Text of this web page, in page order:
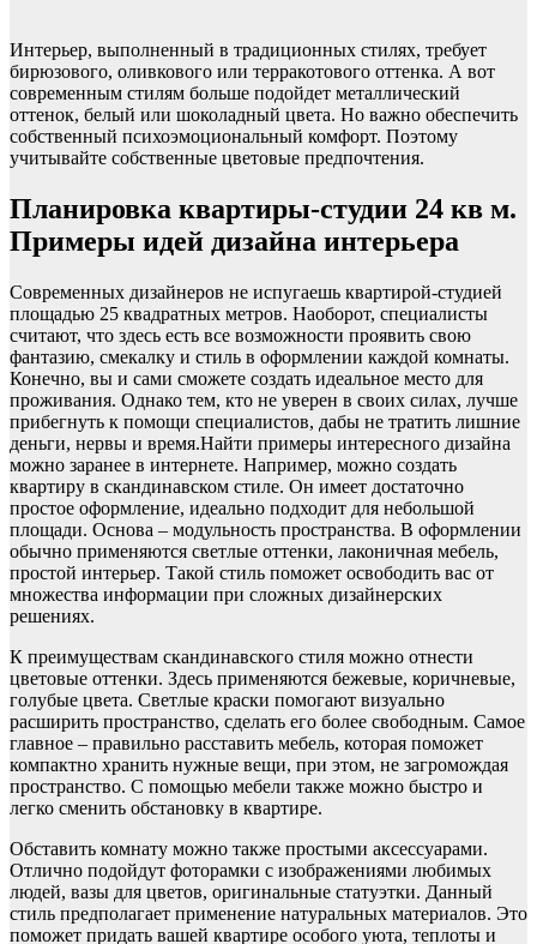
Интерьер, выполненный в традиционных стилях, требует
бирюзового, оливкового или терракотового оттенка. А вот
современным стилям больше подойдет металлический
оттенок, белый или шоколадный цвета. Но важно обеспечить
собственный психоэмоциональный комфорт. Поэтому
учитывайте собственные цветовые предпочтения.
Планировка квартиры-студии 24 кв м.
Примеры идей дизайна интерьера
Современных дизайнеров не испугаешь квартирой-студией
площадью 25 квадратных метров. Наоборот, специалисты
считают, что здесь есть все возможности проявить свою
фантазию, смекалку и стиль в оформлении каждой комнаты.
Конечно, вы и сами сможете создать идеальное место для
проживания. Однако тем, кто не уверен в своих силах, лучше
прибегнуть к помощи специалистов, дабы не тратить лишние
деньги, нервы и время.Найти примеры интересного дизайна
можно заранее в интернете. Например, можно создать
квартиру в скандинавском стиле. Он имеет достаточно
простое оформление, идеально подходит для небольшой
площади. Основа – модульность пространства. В оформлении
обычно применяются светлые оттенки, лаконичная мебель,
простой интерьер. Такой стиль поможет освободить вас от
множества информации при сложных дизайнерских
решениях.
К преимуществам скандинавского стиля можно отнести
цветовые оттенки. Здесь применяются бежевые, коричневые,
голубые цвета. Светлые краски помогают визуально
расширить пространство, сделать его более свободным. Самое
главное – правильно расставить мебель, которая поможет
компактно хранить нужные вещи, при этом, не загромождая
пространство. С помощью мебели также можно быстро и
легко сменить обстановку в квартире.
Обставить комнату можно также простыми аксессуарами.
Отлично подойдут фоторамки с изображениями любимых
людей, вазы для цветов, оригинальные статуэтки. Данный
стиль предполагает применение натуральных материалов. Это
поможет придать вашей квартире особого уюта, теплоты и